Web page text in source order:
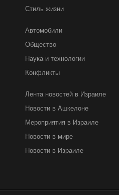
Стиль жизни
Автомобили
Общество
Наука и технологии
Конфликты
Лента новостей в Израиле
Новости в Ашкелоне
Мероприятия в Израиле
Новости в мире
Новости в Израиле